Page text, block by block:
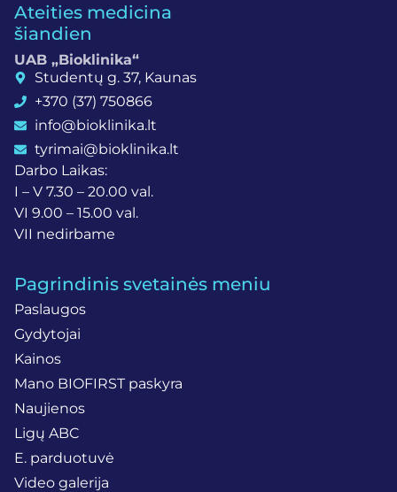
Ateities medicina
šiandien
UAB „Bioklinika“
Studentų g. 37, Kaunas
+370 (37) 750866
info@bioklinika.lt
tyrimai@bioklinika.lt
Darbo Laikas:
I – V 7.30 – 20.00 val.
VI 9.00 – 15.00 val.
VII nedirbame
Pagrindinis svetainės meniu
Paslaugos
Gydytojai
Kainos
Mano BIOFIRST paskyra
Naujienos
Ligų ABC
E. parduotuvė
Video galerija